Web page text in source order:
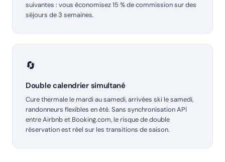
suivantes : vous économisez 15 % de commission sur des
séjours de 3 semaines.
🔄
Double calendrier simultané
Cure thermale le mardi au samedi, arrivées ski le samedi,
randonneurs flexibles en été. Sans synchronisation API
entre Airbnb et Booking.com, le risque de double
réservation est réel sur les transitions de saison.